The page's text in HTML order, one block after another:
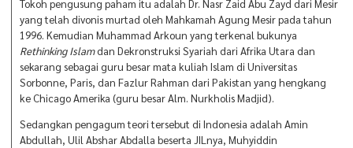
Tokoh pengusung paham itu adalah Dr. Nasr Zaid Abu Zayd dari Mesir
yang telah divonis murtad oleh Mahkamah Agung Mesir pada tahun
1996. Kemudian Muhammad Arkoun yang terkenal bukunya
Rethinking Islamdan Dekronstruksi Syariah dari Afrika Utara dan
sekarang sebagai guru besar mata kuliah Islam di Universitas
Sorbonne, Paris, dan Fazlur Rahman dari Pakistan yang hengkang
ke Chicago Amerika (guru besar Alm. Nurkholis Madjid).
Sedangkan pengagum teori tersebut di Indonesia adalah Amin
Abdullah, Ulil Abshar Abdalla beserta JILnya, Muhyiddin